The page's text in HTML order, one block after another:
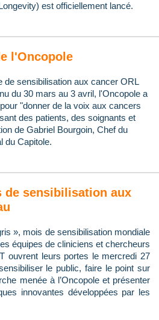
est officiellement lancé.
l'Oncopole
de sensibilisation aux cancer ORL
du 30 mars au 3 avril, l'Oncopole a
"donner de la voix aux cancers
des patients, des soignants et
de Gabriel Bourgoin, Chef du
du Capitole.
de sensibilisation aux
», mois de sensibilisation mondiale
équipes de cliniciens et chercheurs
ouvrent leurs portes le mercredi 27
le public, faire le point sur
menée à l’Oncopole et présenter
innovantes développées par les